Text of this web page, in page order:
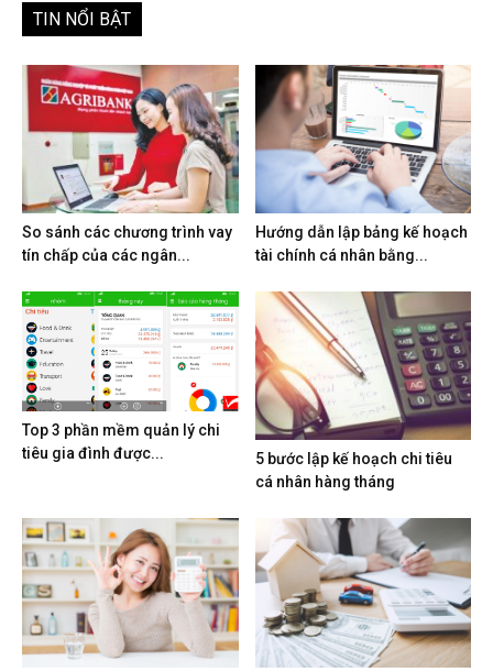
TIN NỔI BẬT
So sánh các chương trình vay
tín chấp của các ngân...
Hướng dẫn lập bảng kế hoạch
tài chính cá nhân bằng...
Top 3 phần mềm quản lý chi
tiêu gia đình được...
5 bước lập kế hoạch chi tiêu
cá nhân hàng tháng